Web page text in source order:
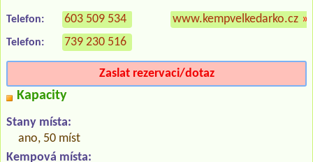
Telefon: 603 509 534
Telefon: 739 230 516
www.kempvelkedarko.cz »
Zaslat rezervaci/dotaz
Kapacity
Stany místa:
ano, 50 míst
Kempová místa: